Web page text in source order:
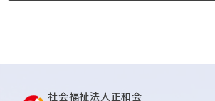
社会福祉法人正和会